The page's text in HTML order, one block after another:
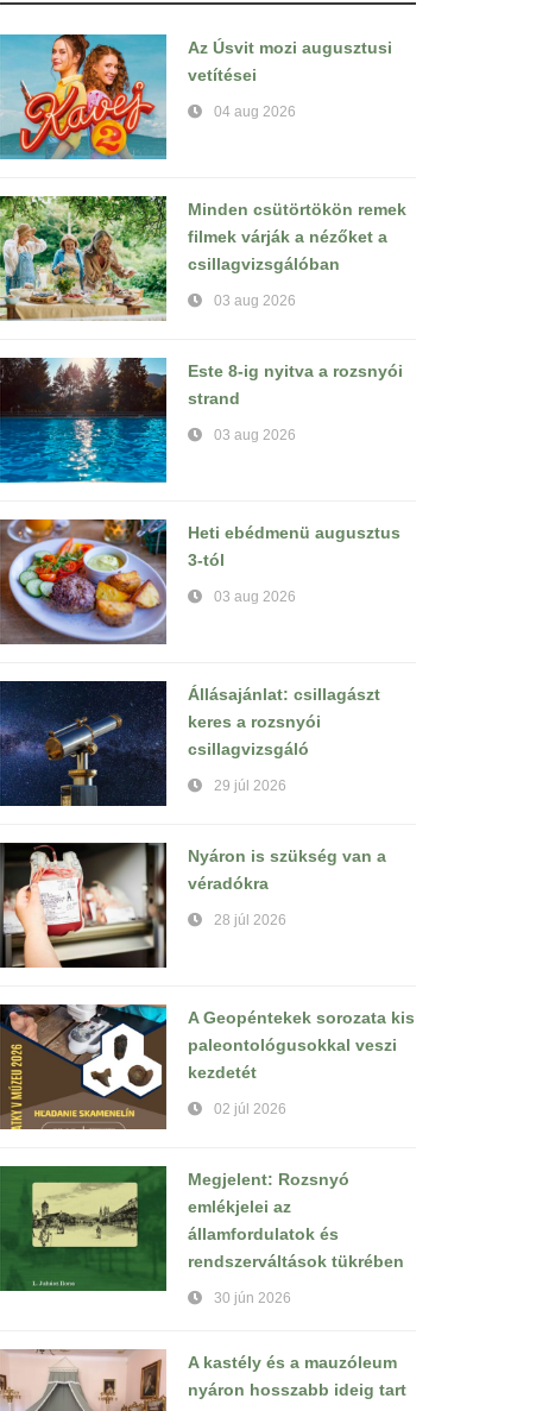
Az Úsvit mozi augusztusi
vetítései
04 aug 2026
Minden csütörtökön remek
filmek várják a nézőket a
csillagvizsgálóban
03 aug 2026
Este 8-ig nyitva a rozsnyói
strand
03 aug 2026
Heti ebédmenü augusztus
3-tól
03 aug 2026
Állásajánlat: csillagászt
keres a rozsnyói
csillagvizsgáló
29 júl 2026
Nyáron is szükség van a
véradókra
28 júl 2026
A Geopéntekek sorozata kis
paleontológusokkal veszi
kezdetét
02 júl 2026
Megjelent: Rozsnyó
emlékjelei az
államfordulatok és
rendszerváltások tükrében
30 jún 2026
A kastély és a mauzóleum
nyáron hosszabb ideig tart